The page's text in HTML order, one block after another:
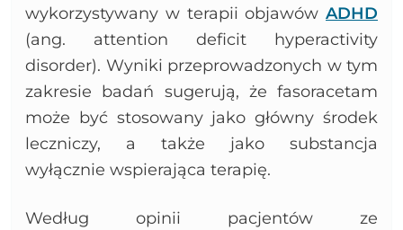
wykorzystywany w terapii objawów ADHD
(ang. attention deficit hyperactivity
disorder). Wyniki przeprowadzonych w tym
zakresie badań sugerują, że fasoracetam
może być stosowany jako główny środek
leczniczy, a także jako substancja
wyłącznie wspierająca terapię.
Według opinii pacjentów ze